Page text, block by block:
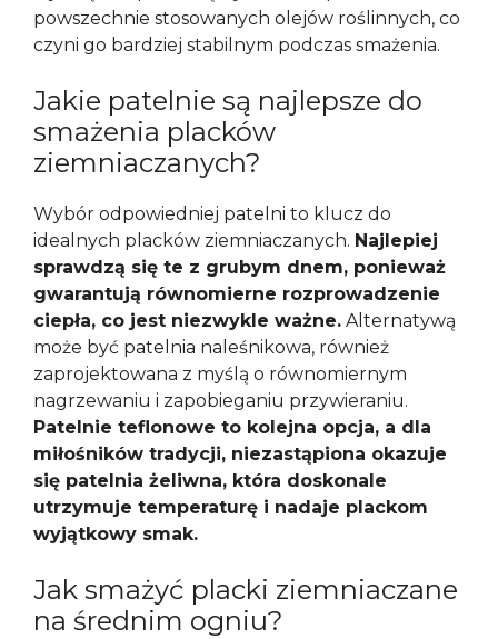
powszechnie stosowanych olejów roślinnych, co
czyni go bardziej stabilnym podczas smażenia.
Jakie patelnie są najlepsze do
smażenia placków
ziemniaczanych?
Wybór odpowiedniej patelni to klucz do
idealnych placków ziemniaczanych. Najlepiej
sprawdzą się te z grubym dnem, ponieważ
gwarantują równomierne rozprowadzenie
ciepła, co jest niezwykle ważne. Alternatywą
może być patelnia naleśnikowa, również
zaprojektowana z myślą o równomiernym
nagrzewaniu i zapobieganiu przywieraniu.
Patelnie teflonowe to kolejna opcja, a dla
miłośników tradycji, niezastąpiona okazuje
się patelnia żeliwna, która doskonale
utrzymuje temperaturę i nadaje plackom
wyjątkowy smak.
Jak smażyć placki ziemniaczane
na średnim ogniu?